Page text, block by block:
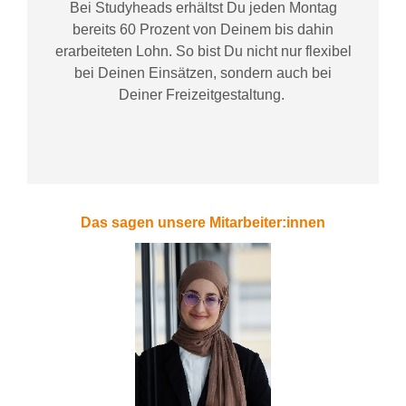
Bei Studyheadserhältst Du jeden Montag
bereits 60 Prozent von Deinem bis dahin
erarbeiteten Lohn. So bist Du nicht nur flexibel
bei Deinen Einsätzen, sondern auch bei
DeinerFreizeitgestaltung.
Das sagen unsere Mitarbeiter:innen